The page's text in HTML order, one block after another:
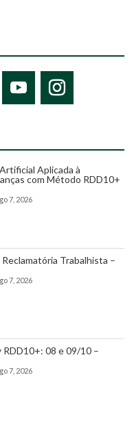
Aplicada à
com Método RDD10+
7, 2026
Trabalhista –
7, 2026
08 e 09/10 –
7, 2026